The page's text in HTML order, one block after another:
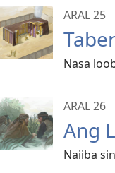
ARAL 25
Nasa
ARAL 26
Ang
Naiiba